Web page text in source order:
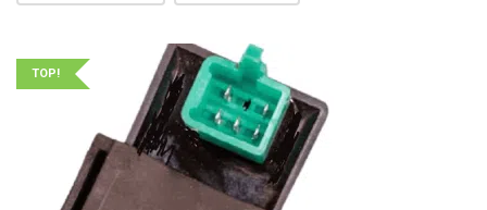
TOP!